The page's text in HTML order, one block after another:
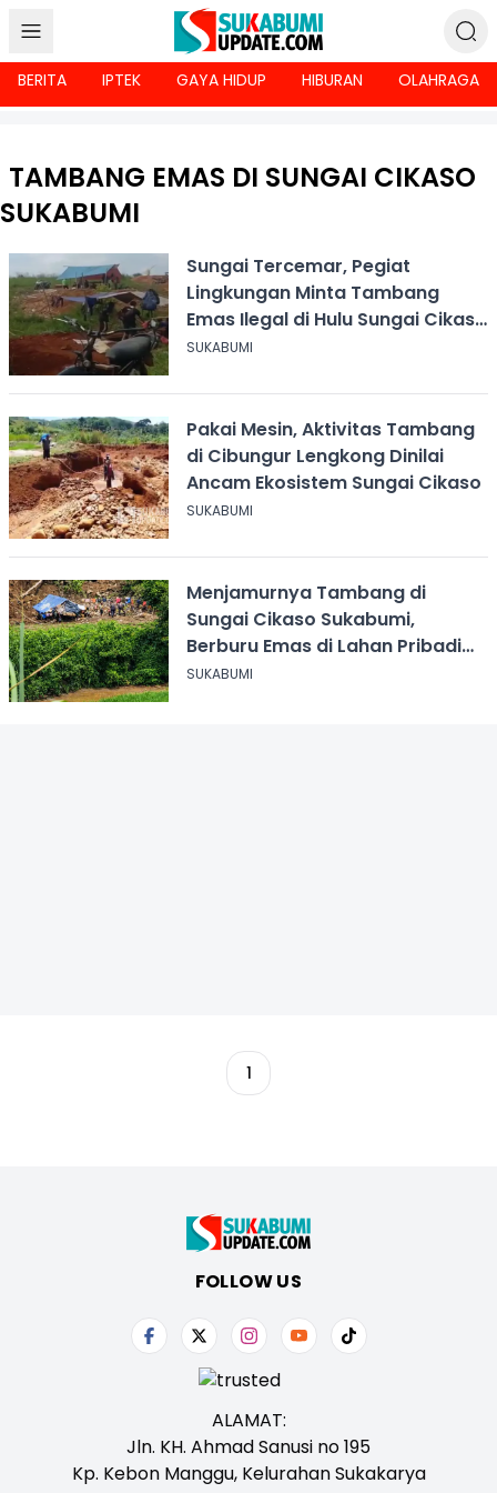
BERITA IPTEK GAYA HIDUP HIBURAN OLAHRAGA
TAMBANG EMAS DI SUNGAI CIKASO
SUKABUMI
Sungai Tercemar, Pegiat
Lingkungan Minta Tambang
Emas Ilegal di Hulu Sungai Cikaso
Ditertibkan
SUKABUMI
Pakai Mesin, Aktivitas Tambang
di Cibungur Lengkong Dinilai
Ancam Ekosistem Sungai Cikaso
SUKABUMI
Menjamurnya Tambang di
Sungai Cikaso Sukabumi,
Berburu Emas di Lahan Pribadi
dan Perhutani
SUKABUMI
1
FOLLOW US
ALAMAT:
Jln. KH. Ahmad Sanusi no 195
Kp. Kebon Manggu, Kelurahan Sukakarya